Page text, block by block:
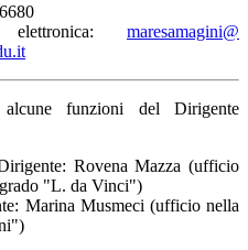
maresamagini@
funzioni del Dirigente
Rovena Mazza (ufficio
"L. da Vinci")
Marina Musmeci (ufficio nella